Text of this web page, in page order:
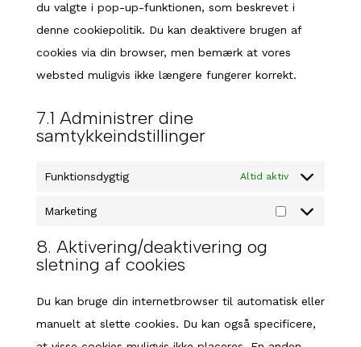
du valgte i pop-up-funktionen, som beskrevet i
denne cookiepolitik. Du kan deaktivere brugen af ​​
cookies via din browser, men bemærk at vores
websted muligvis ikke længere fungerer korrekt.
7.1 Administrer dine
samtykkeindstillinger
Funktionsdygtig Altid aktiv
Marketing
8. Aktivering/deaktivering og
sletning af cookies
Du kan bruge din internetbrowser til automatisk eller
manuelt at slette cookies. Du kan også specificere,